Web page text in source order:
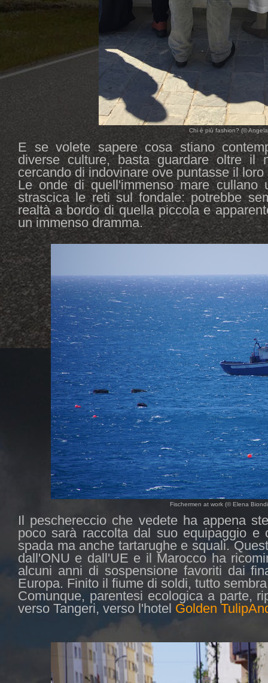
Chi è più fashion? (© Angela
E se volete sapere cosa stiano
diverse culture, basta guardare oltre il
cercando di indovinare ove puntasse il loro
Le onde di quell'immenso mare cullano
strascica le reti sul fondale: potrebbe
realtà a bordo di quella piccola e
un immenso dramma.
Fischermen at work (© Elena
Il peschereccio che vedete ha appena
poco sarà raccolta dal suo equipaggio
spada ma anche tartarughe e squali.
dall'ONU e dall'UE e il Marocco ha
alcuni anni di sospensione favoriti dai
Europa. Finito il fiume di soldi, tutto
Comunque, parentesi ecologica a parte,
verso Tangeri, verso l'hotel Golden